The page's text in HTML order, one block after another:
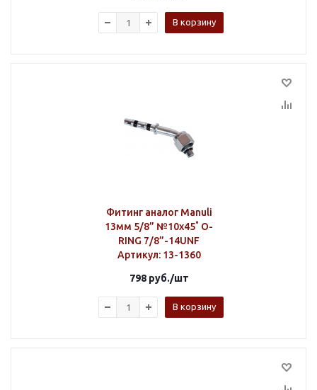
В корзину
Фитинг аналог Manuli
13мм 5/8” №10х45˚ O-
RING 7/8”-14UNF
Артикул: 13-1360
798руб./шт
В корзину